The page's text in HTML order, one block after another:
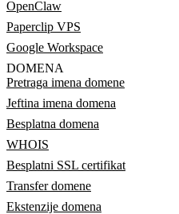
OpenClaw
Paperclip VPS
Google Workspace
DOMENA
Pretraga imena domene
Jeftina imena domena
Besplatna domena
WHOIS
Besplatni SSL certifikat
Transfer domene
Ekstenzije domena